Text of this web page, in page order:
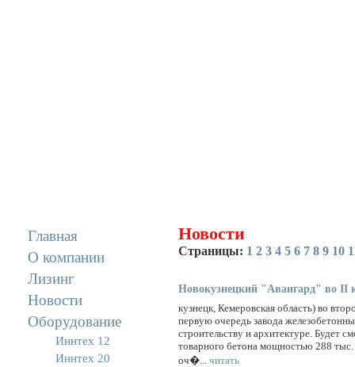
Главная
О компании
Лизинг
Новости
Оборудование
Иннтех 12
Иннтех 20
Новости
Страницы: 1 2 3 4 5 6 7 8 9 10
Новокузнецкий "Авангард" во II
кузнецк, Кемеровская область) во
первую очередь завода
строительству и архитектуре. Будет
товарного бетона мощностью 288
оч�...читать